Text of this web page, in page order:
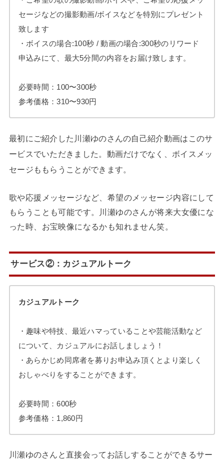
セージなどの撮影動画/ボイスなどを特別にプレゼント
致します
・ボイスの場合:100秒 / 動画の場合:300秒のリワード
申込みにて、最大5分間の内容をお届け致します。
必要時間：100〜300秒
参考価格：310〜930円
最初にご紹介した川瀬ゆのさんの自己紹介動画はこのサ
ービスでいただきました。動画だけでなく、ボイスメッ
セージももらうことができます。
歌や応援メッセージなど、希望のメッセージ内容にして
もらうことも可能です。川瀬ゆのさんが将来大女優にな
った時、お宝映像になるかも知れません笑。
サービス②：カジュアルトーク
カジュアルトーク
・趣味や特技、最近ハマっていることや芸能活動など
について、カジュアルにお話しましょう！
・あらかじめ同席者を募りお申込み頂くとより楽しく
おしゃべりをすることができます。
必要時間：600秒
参考価格：1,860円
川瀬ゆのさんと直接会ってお話しすることができるサー